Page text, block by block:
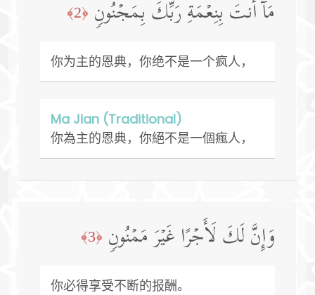
مَاۤ أَنتَ بِنِعۡمَةِ رَبِّكَ بِمَجۡنُونࣲ ﴿2﴾
你为主的恩典，你绝不是一个疯人，
Ma Jian (Traditional)
你為主的恩典，你絕不是一個瘋人，
وَإِنَّ لَكَ لَأَجۡرًا غَیۡرَ مَمۡنُونࣲ ﴿3﴾
你必得享受不断的报酬。